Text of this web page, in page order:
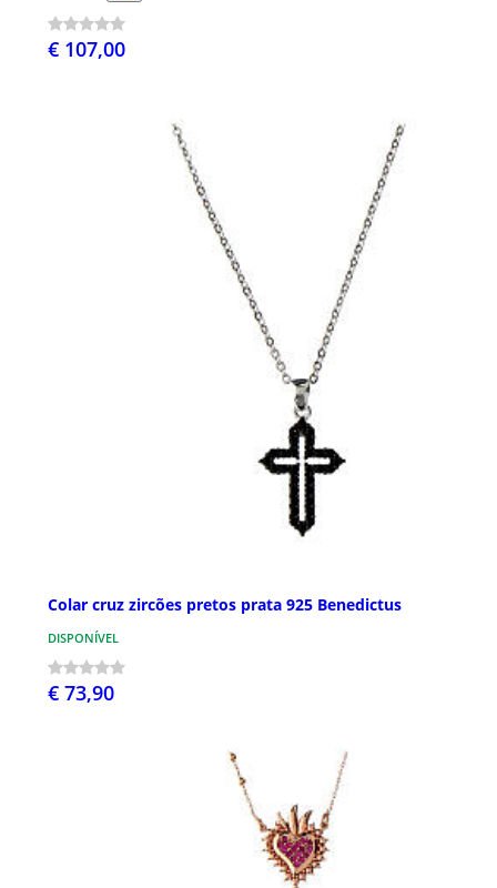
€ 107,00
Colar cruz zircões pretos prata 925 Benedictus
DISPONÍVEL
€ 73,90